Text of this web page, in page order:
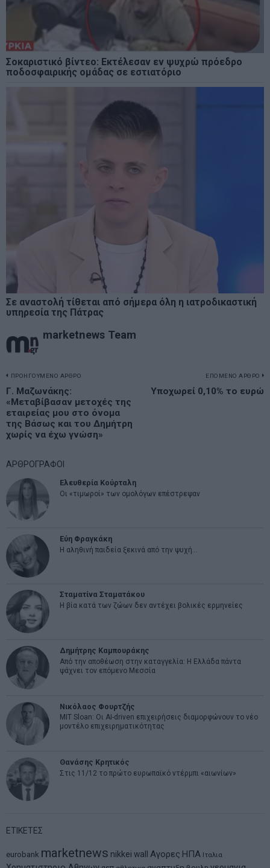
Σοκαριστικό βίντεο: Εκτέλεσαν εν ψυχρώ πρόεδρο
ποδοσφαιρικής ομάδας σε εστιατόριο
Σε αναστολή τίθεται από σήμερα όλη η ιατροδικαστική
υπηρεσία της Πάτρας
marketnews Team
Πλοήγηση
άρθρων
ΠΡΟΗΓΟΥΜΕΝΟ ΑΡΘΡΟ
Previous
post:
Γ. Μαζωνάκης:
«Μεταβίβασαν μετοχές της
εταιρείας μου στο όνομα
της Βάσως και του Δημήτρη
χωρίς να έχω γνώση»
ΕΠΟΜΕΝΟ ΑΡΘΡΟ
Υποχωρεί 0,10% το ευρώ
ΑΡΘΡΟΓΡΑΦΟΙ
Ελευθερία Κούρταλη
Οι «τιμωροί» των ομολόγων επέστρεψαν
Εύη Φραγκάκη
Η αληθινή παιδεία ξεκινά από την ψυχή…
Σταματίνα Σταματάκου
Η βία κατά των ζώων δεν αντέχει βολικές ερμηνείες
Δημήτρης Καμπουράκης
Από την αποθέωση στην καταγγελία: Η Ελλάδα πάντα
ψάχνει τον επόμενο Μεσσία
Νικόλαος Φουρτζής
MIT Sloan: Οι AI-driven επιχειρήσεις διαμορφώνουν το νέο
μοντέλο επιχειρηματικότητας
Θανάσης Κρητικός
Στις 11/12 το πρώτο ευρωπαϊκό ντέρμπι «αιωνίων»
ΕΤΙΚΕΤΕΣ
eurobank marketnews nikkei wall Αγορες ΗΠΑ Ιταλια